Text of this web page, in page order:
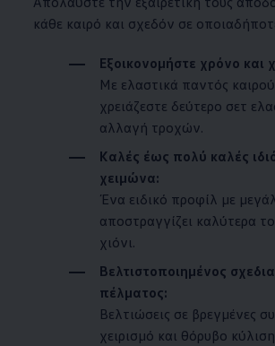
κάθε καιρό και σχεδόν σε
Εξοικονομήστε χρόνο και
Με ελαστικά παντός
χρειάζεστε δεύτερο σετ
αλλαγή τροχών.
Καλές έως πολύ καλές
χειμώνα:
Ένα ειδικό προφίλ με
αποστραγγίζει καλύτερα
χιόνι.
Βελτιστοποιημένος
πέλματος:
Βελτιώσεις σε βρεγμένες
χειρισμό και θόρυβο